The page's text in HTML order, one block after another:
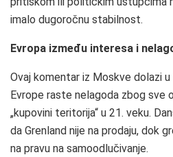
imalo dugoročnu stabilnost.
Evropa između interesa i
Ovaj komentar iz Moskve dolazi
Evrope raste nelagoda zbog sve
„kupovini teritorija“ u 21. veku.
da Grenland nije na prodaju, dok
na pravu na samoodlučivanje.